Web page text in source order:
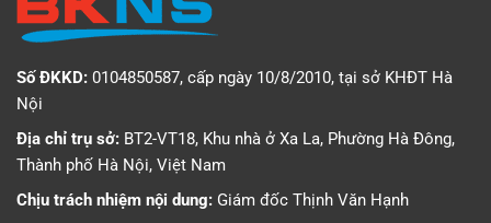
Số ĐKKD: 0104850587, cấp ngày 10/8/2010, tại sở KHĐT Hà
Nội
Địa chỉ trụ sở: BT2-VT18, Khu nhà ở Xa La, Phường Hà Đông,
Thành phố Hà Nội, Việt Nam
Chịu trách nhiệm nội dung: Giám đốc Thịnh Văn Hạnh